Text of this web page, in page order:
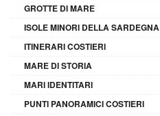
GROTTE DI MARE
ISOLE MINORI DELLA SARDEGNA
ITINERARI COSTIERI
MARE DI STORIA
MARI IDENTITARI
PUNTI PANORAMICI COSTIERI